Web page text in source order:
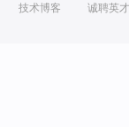
技术博客 诚聘英才